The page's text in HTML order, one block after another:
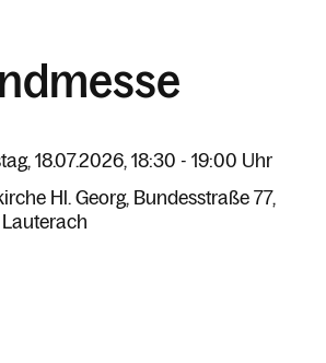
18.07.2026, 18:30 - 19:00 Uhr
Hl. Georg Bundesstraße 77